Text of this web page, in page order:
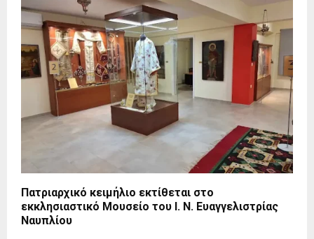
Πατριαρχικό κειμήλιο εκτίθεται στο
εκκλησιαστικό Μουσείο του Ι. Ν. Ευαγγελιστρίας
Ναυπλίου